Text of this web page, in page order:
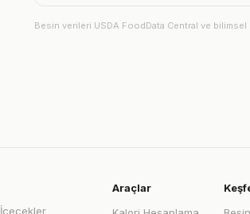
Besin verileri USDA FoodData Central ve bilimsel
İçecekler
Araçlar